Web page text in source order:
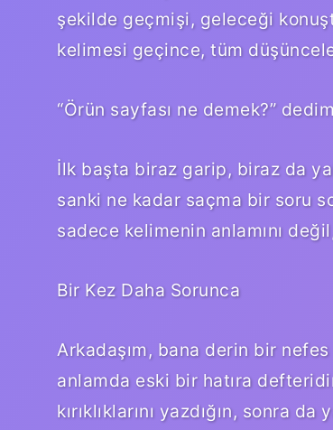
şekilde geçmişi, geleceği
kelimesi geçince, tüm
“Örün sayfası ne demek?”
İlk başta biraz garip, biraz da
sanki ne kadar saçma bir soru
sadece kelimenin anlamını
Bir Kez Daha Sorunca
Arkadaşım, bana derin bir
anlamda eski bir hatıra
kırıklıklarını yazdığın, sonra